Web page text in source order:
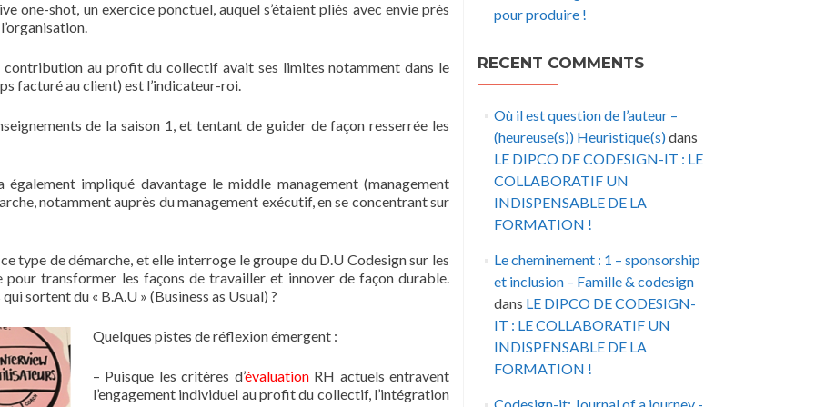
one-shot, un exercice ponctuel, auquel s’étaient pliés avec envie près
au profit du collectif avait ses limites notamment dans le
facturé au client) est l’indicateur-roi.
de la saison 1, et tentant de guider de façon resserrée les
impliqué davantage le middle management (management
notamment auprès du management exécutif, en se concentrant sur
type de démarche, et elle interroge le groupe du D.U Codesign sur les
transformer les façons de travailler et innover de façon durable.
sortent du « B.A.U » (Business as Usual) ?
Quelques pistes de réflexion émergent :
– Puisque les critères d’évaluationRH actuels entravent
l’engagement individuel au profit du collectif, l’intégration
pour produire !
RECENT COMMENTS
Où il est question de l’auteur –
(heureuse(s)) Heuristique(s)dans
LE DIPCO DE CODESIGN-IT : LE
COLLABORATIF UN
INDISPENSABLE DE LA
FORMATION !
Le cheminement : 1 – sponsorship
et inclusion – Famille & codesign
dans LE DIPCO DE CODESIGN-
IT : LE COLLABORATIF UN
INDISPENSABLE DE LA
FORMATION !